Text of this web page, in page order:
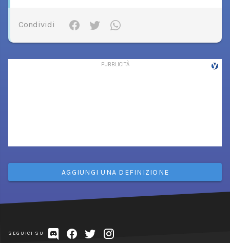
Condividi
AGGIUNGI UNA DEFINIZIONE
SEGUICI SU